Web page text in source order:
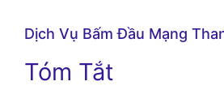
Dịch Vụ Bấm Đầu Mạng
Tóm Tắt